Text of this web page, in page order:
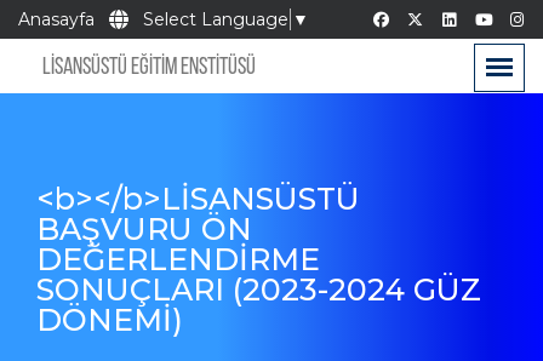
Anasayfa Select Language ▼
LİSANSÜSTÜ EĞİTİM ENSTİTÜSÜ
<b></b>LİSANSÜSTÜ
BAŞVURU ÖN
DEĞERLENDİRME
SONUÇLARI (2023-2024 GÜZ
DÖNEMİ)